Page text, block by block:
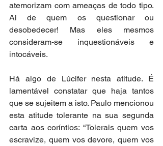
atemorizam com ameaças de todo tipo.
Ai de quem os questionar ou
desobedecer! Mas eles mesmos
consideram-se inquestionáveis e
intocáveis.
Há algo de Lúcifer nesta atitude. É
lamentável constatar que haja tantos
que se sujeitem a isto. Paulo mencionou
esta atitude tolerante na sua segunda
carta aos coríntios: “Tolerais quem vos
escravize, quem vos devore, quem vos